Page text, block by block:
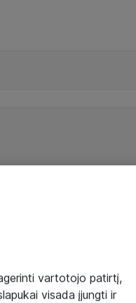
vartotojo patirtį,
visada įjungti ir